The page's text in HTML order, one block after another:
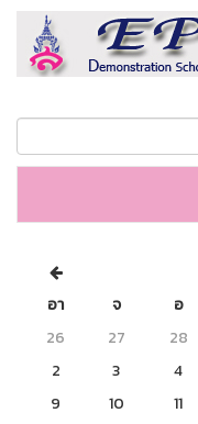
อา
จ อ
26
27 28
2
3 4
9
10 11